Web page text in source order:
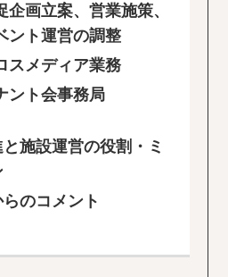
企画立案、営業施策、
ント運営の調整
スメディア業務
ント会事務局
施設運営の役割・ミ
のコメント